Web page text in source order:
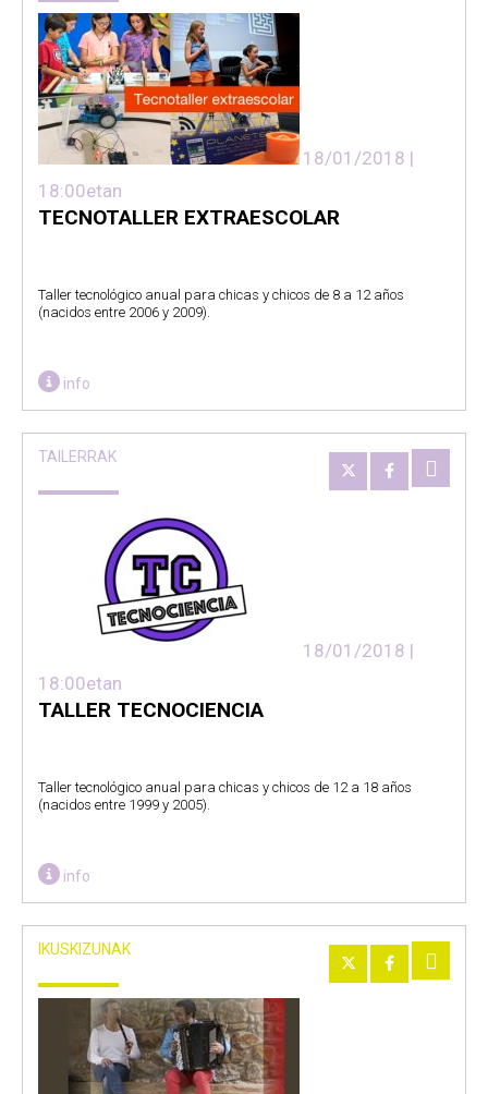
18/01/2018 |
18:00etan
TECNOTALLER EXTRAESCOLAR
Taller tecnológico anual para chicas y chicos de 8 a 12 años
(nacidos entre 2006 y 2009).
info
TAILERRAK
18/01/2018 |
18:00etan
TALLER TECNOCIENCIA
Taller tecnológico anual para chicas y chicos de 12 a 18 años
(nacidos entre 1999 y 2005).
info
IKUSKIZUNAK